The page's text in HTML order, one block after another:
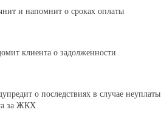
и напомнит о сроках оплаты
клиента о задолженности
о последствиях в случае неуплаты
за ЖКХ